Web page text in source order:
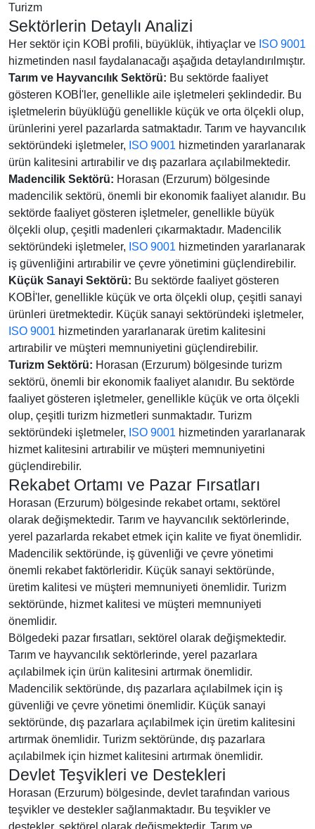
Turizm
Sektörlerin Detaylı Analizi
Her sektör için KOBİ profili, büyüklük, ihtiyaçlar ve ISO 9001
hizmetinden nasıl faydalanacağı aşağıda detaylandırılmıştır.
Tarım ve Hayvancılık Sektörü: Bu sektörde faaliyet
gösteren KOBİ'ler, genellikle aile işletmeleri şeklindedir. Bu
işletmelerin büyüklüğü genellikle küçük ve orta ölçekli olup,
ürünlerini yerel pazarlarda satmaktadır. Tarım ve hayvancılık
sektöründeki işletmeler, ISO 9001 hizmetinden yararlanarak
ürün kalitesini artırabilir ve dış pazarlara açılabilmektedir.
Madencilik Sektörü: Horasan (Erzurum) bölgesinde
madencilik sektörü, önemli bir ekonomik faaliyet alanıdır. Bu
sektörde faaliyet gösteren işletmeler, genellikle büyük
ölçekli olup, çeşitli madenleri çıkarmaktadır. Madencilik
sektöründeki işletmeler, ISO 9001 hizmetinden yararlanarak
iş güvenliğini artırabilir ve çevre yönetimini güçlendirebilir.
Küçük Sanayi Sektörü: Bu sektörde faaliyet gösteren
KOBİ'ler, genellikle küçük ve orta ölçekli olup, çeşitli sanayi
ürünleri üretmektedir. Küçük sanayi sektöründeki işletmeler,
ISO 9001 hizmetinden yararlanarak üretim kalitesini
artırabilir ve müşteri memnuniyetini güçlendirebilir.
Turizm Sektörü: Horasan (Erzurum) bölgesinde turizm
sektörü, önemli bir ekonomik faaliyet alanıdır. Bu sektörde
faaliyet gösteren işletmeler, genellikle küçük ve orta ölçekli
olup, çeşitli turizm hizmetleri sunmaktadır. Turizm
sektöründeki işletmeler, ISO 9001 hizmetinden yararlanarak
hizmet kalitesini artırabilir ve müşteri memnuniyetini
güçlendirebilir.
Rekabet Ortamı ve Pazar Fırsatları
Horasan (Erzurum) bölgesinde rekabet ortamı, sektörel
olarak değişmektedir. Tarım ve hayvancılık sektörlerinde,
yerel pazarlarda rekabet etmek için kalite ve fiyat önemlidir.
Madencilik sektöründe, iş güvenliği ve çevre yönetimi
önemli rekabet faktörleridir. Küçük sanayi sektöründe,
üretim kalitesi ve müşteri memnuniyeti önemlidir. Turizm
sektöründe, hizmet kalitesi ve müşteri memnuniyeti
önemlidir.
Bölgedeki pazar fırsatları, sektörel olarak değişmektedir.
Tarım ve hayvancılık sektörlerinde, yerel pazarlara
açılabilmek için ürün kalitesini artırmak önemlidir.
Madencilik sektöründe, dış pazarlara açılabilmek için iş
güvenliği ve çevre yönetimi önemlidir. Küçük sanayi
sektöründe, dış pazarlara açılabilmek için üretim kalitesini
artırmak önemlidir. Turizm sektöründe, dış pazarlara
açılabilmek için hizmet kalitesini artırmak önemlidir.
Devlet Teşvikleri ve Destekleri
Horasan (Erzurum) bölgesinde, devlet tarafından various
teşvikler ve destekler sağlanmaktadır. Bu teşvikler ve
destekler, sektörel olarak değişmektedir. Tarım ve